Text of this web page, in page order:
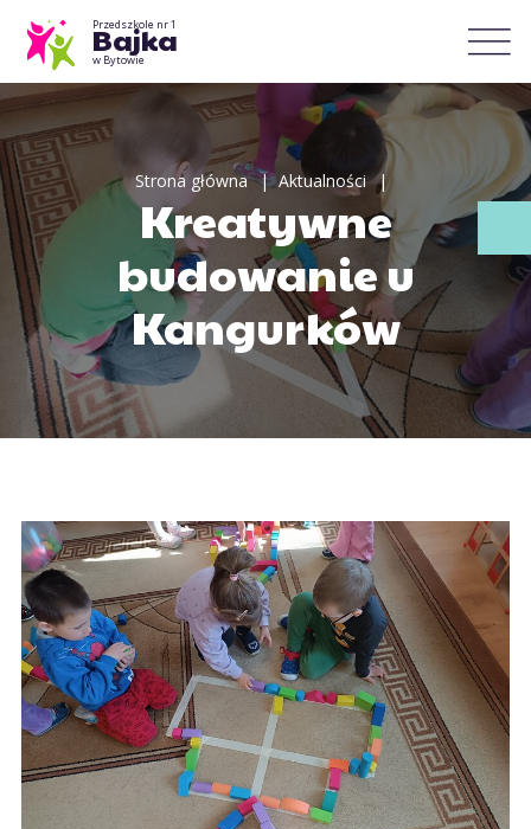
Przedszkole nr 1
Bajka
w Bytowie
Strona główna Aktualności
Kreatywne
budowanie u
Kangurków